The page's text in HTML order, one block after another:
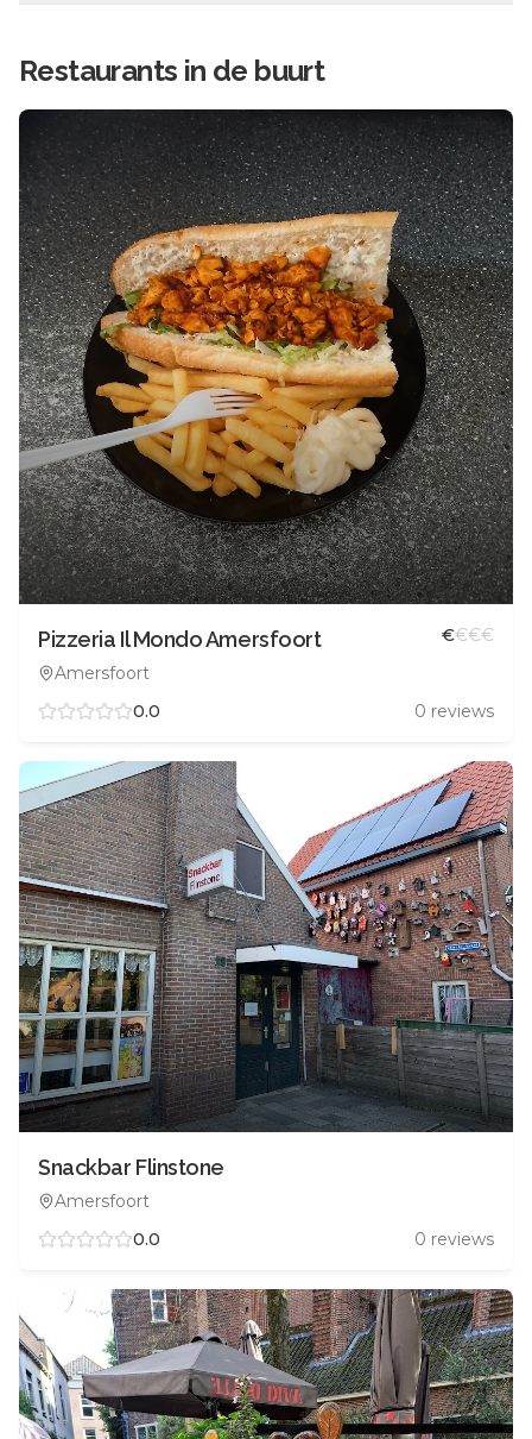
Restaurants in de buurt
Pizzeria Il Mondo Amersfoort
Amersfoort
€€€€
0.0 0 reviews
Snackbar Flinstone
Amersfoort
0.0
0 reviews